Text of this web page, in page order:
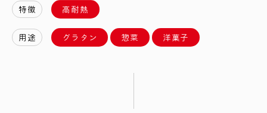
特徴 高耐熱
用途 グラタン 惣菜 洋菓子